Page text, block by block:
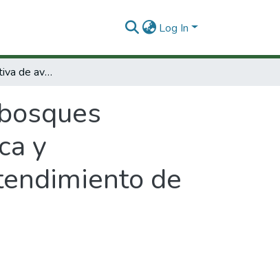
Log In
Biología reproductiva de aves en bosques andinos :una aproximación ecológica, fisiológica y comportamental hacia la caracterización y entendimiento de los ciclos reproductivos en aves tropicales
y
de